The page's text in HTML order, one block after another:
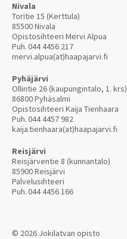
Nivala
Toritie 15 (Kerttula)
85500 Nivala
Opistosihteeri Mervi Alpua
Puh.044 4456 217
mervi.alpua(at)haapajarvi.fi
Pyhäjärvi
Ollintie 26 (kaupungintalo, 1. krs)
86800 Pyhäsalmi
Opistosihteeri Kaija Tienhaara
Puh.044 4457 982
kaija.tienhaara(at)haapajarvi.fi
Reisjärvi
Reisjärventie 8 (kunnantalo)
85900 Reisjärvi
Palvelusihteeri
Puh.044 4456 166
© 2026 Jokilatvan opisto